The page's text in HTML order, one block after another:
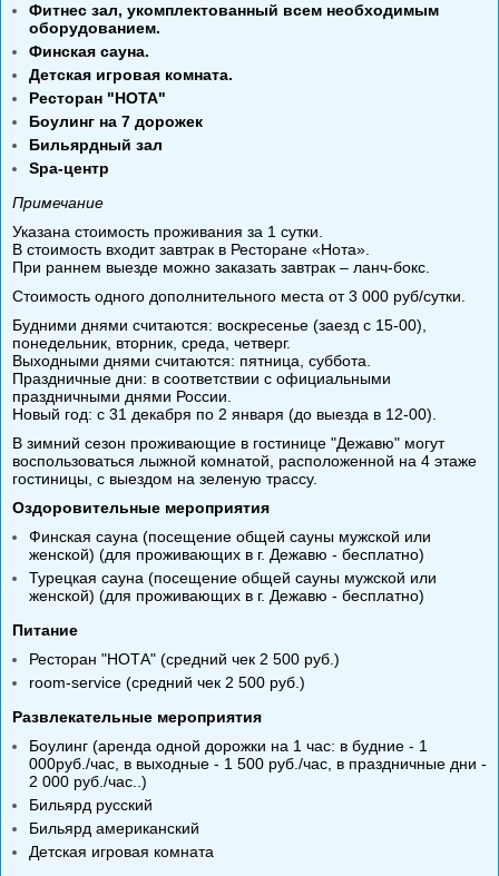
Фитнес зал, укомплектованный всем необходимым
оборудованием.
Финская сауна.
Детская игровая комната.
Ресторан "НОТА"
Боулинг на 7 дорожек
Бильярдный зал
Spa-центр
Примечание
Указана стоимость проживания за 1 сутки.
В стоимость входит завтрак в Ресторане «Нота».
При раннем выезде можно заказать завтрак – ланч-бокс.
Стоимость одного дополнительного места от 3 000 руб/сутки.
Будними днями считаются: воскресенье (заезд с 15-00),
понедельник, вторник, среда, четверг.
Выходными днями считаются: пятница, суббота.
Праздничные дни: в соответствии с официальными
праздничными днями России.
Новый год: с 31 декабря по 2 января (до выезда в 12-00).
В зимний сезон проживающие в гостинице "Дежавю" могут
воспользоваться лыжной комнатой, расположенной на 4 этаже
гостиницы, с выездом на зеленую трассу.
Оздоровительные мероприятия
Финская сауна (посещение общей сауны мужской или
женской) (для проживающих в г. Дежавю - бесплатно)
Турецкая сауна (посещение общей сауны мужской или
женской) (для проживающих в г. Дежавю - бесплатно)
Питание
Ресторан "НОТА" (средний чек 2 500 руб.)
room-service (средний чек 2 500 руб.)
Развлекательные мероприятия
Боулинг (аренда одной дорожки на 1 час: в будние - 1
000руб./час, в выходные - 1 500 руб./час, в праздничные дни -
2 000 руб./час..)
Бильярд русский
Бильярд американский
Детская игровая комната